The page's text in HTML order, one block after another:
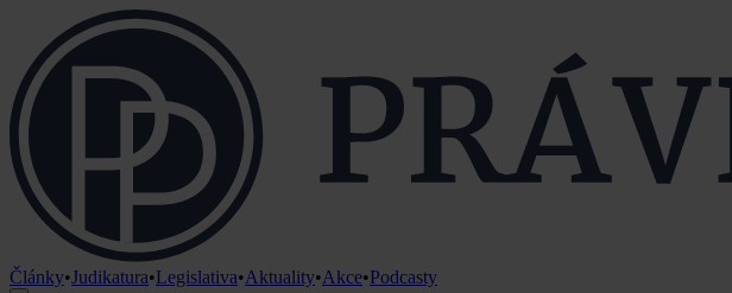
Články•Judikatura•Legislativa•Aktuality•Akce•Podcasty